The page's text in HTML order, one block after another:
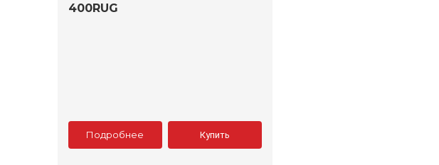
400RUG
Подробнее Купить